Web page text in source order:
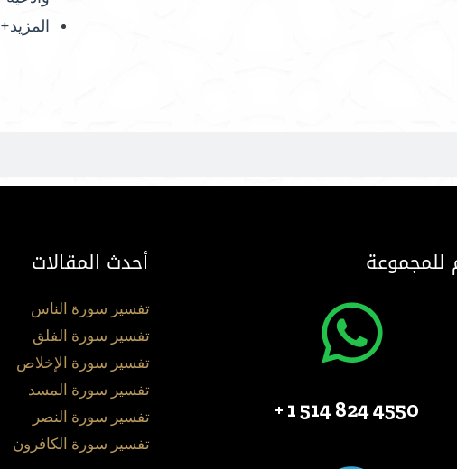
المزيد+
للمجموعة
4550 824 514 1 +
أحدث المقالات
تفسير سورة الناس
تفسير سورة الفلق
تفسير سورة الإخلاص
تفسير سورة المسد
تفسير سورة النصر
تفسير سورة الكافرون